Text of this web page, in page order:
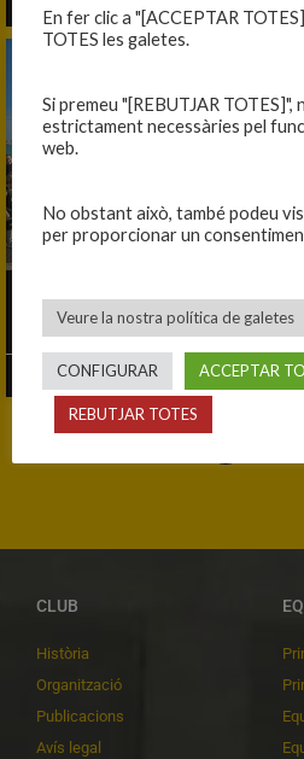
ÈXIT DE PARTICIPACIÓ AL 3×3 ESCOLAR
28/11/2024
CLUB
Història
Organització
Publicacions
Avís legal
En fer clic a "[ACCEPTAR
TOTES les galetes.
Si premeu "[REBUTJAR TOTES]",
estrictament necessàries pel
web.
No obstant això, també podeu
per proporcionar un
Veure la nostra política de galetes
CONFIGURAR ACCEPTAR
REBUTJAR TOTES